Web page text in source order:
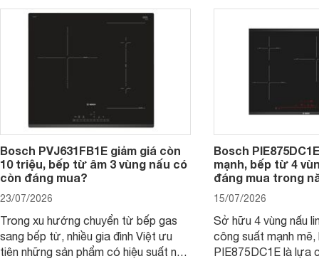
đơn vị phân phối với mức giá khá dễ
tiếp cận, thu hút sự quan tâm của
gia đình.
Bosch PVJ631FB1E giảm giá còn
10 triệu, bếp từ âm 3 vùng nấu có
còn đáng mua?
23/07/2026
Trong xu hướng chuyển từ bếp gas
sang bếp từ, nhiều gia đình Việt ưu
tiên những sản phẩm có hiệu suất nấu
Bosch
mạnh, bếp từ 4
đáng mua trong
15/07/2026
Sở hữu 4 vùng nấu
công suất mạnh
PIE875DC1E là lựa